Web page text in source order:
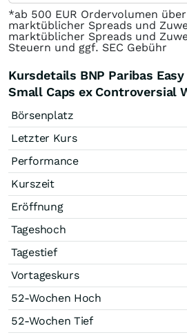
*ab 500 EUR Ordervolumen
marktüblicher Spreads und
marktüblicher Spreads und
Steuern und ggf. SEC Gebühr
Kursdetails BNP Paribas
Small Caps ex Controversial
Börsenplatz
Letzter Kurs
Performance
Kurszeit
Eröffnung
Tageshoch
Tagestief
Vortageskurs
52-Wochen Hoch
52-Wochen Tief